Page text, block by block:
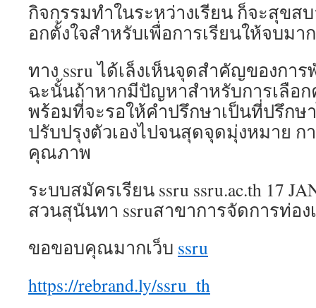
กิจกรรมทำในระหว่างเรียน ก็จะสุขส
อกตั้งใจสำหรับเพื่อการเรียนให้จบมา
ทาง ssru ได้เล็งเห็นจุดสำคัญของกา
ฉะนั้นถ้าหากมีปัญหาสำหรับการเลือก
พร้อมที่จะรอให้คำปรึกษาเป็นที่ปรึกษ
ปรับปรุงตัวเองไปจนสุดจุดมุ่งหมาย
คุณภาพ
ระบบสมัครเรียน ssru ssru.ac.th 17
สวนสุนันทา ssruสาขาการจัดการท่อง
ขอขอบคุณมากเว็บ ssru
https://rebrand.ly/ssru_th